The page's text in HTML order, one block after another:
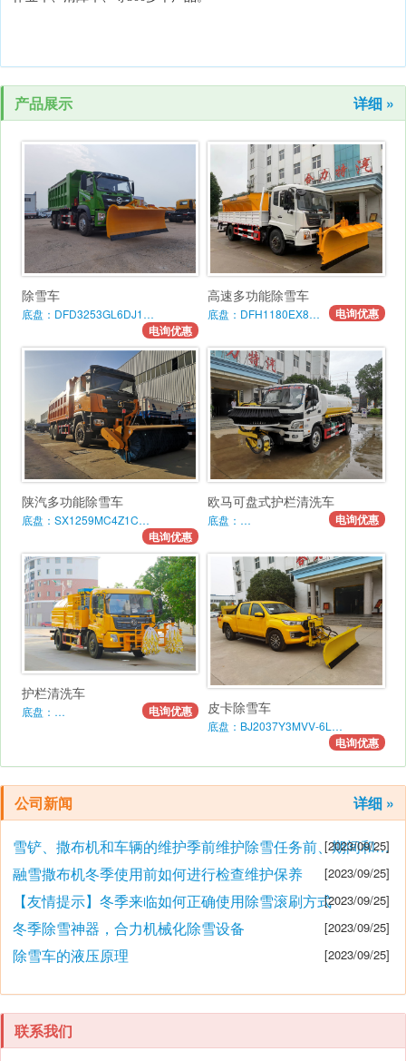
产品展示 详细 »
除雪车
底盘：DFD3253GL6DJ1…
电询优惠
高速多功能除雪车
底盘：DFH1180EX8… 电询优惠
陕汽多功能除雪车
底盘：SX1259MC4Z1C…
电询优惠
欧马可盘式护栏清洗车
底盘：… 电询优惠
护栏清洗车
底盘：… 电询优惠 皮卡除雪车
底盘：BJ2037Y3MVV-6L…
电询优惠
公司新闻 详细 »
雪铲、撒布机和车辆的维护季前维护除雪任务前、期间和之后的维护要点
[2023/09/25]
融雪撒布机冬季使用前如何进行检查维护保养 [2023/09/25]
【友情提示】冬季来临如何正确使用除雪滚刷方式[2023/09/25]
冬季除雪神器，合力机械化除雪设备 [2023/09/25]
除雪车的液压原理 [2023/09/25]
联系我们